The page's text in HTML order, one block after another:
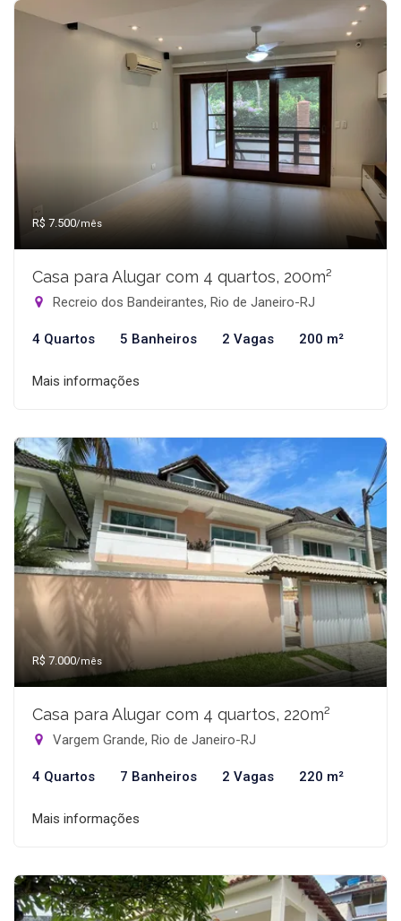
R$ 7.500/mês
Casa para Alugar com 4 quartos, 200m²
Recreio dos Bandeirantes, Rio de Janeiro-RJ
4 Quartos 5 Banheiros 2 Vagas 200 m²
Mais informações
R$ 7.000/mês
Casa para Alugar com 4 quartos, 220m²
Vargem Grande, Rio de Janeiro-RJ
4 Quartos 7 Banheiros 2 Vagas 220 m²
Mais informações